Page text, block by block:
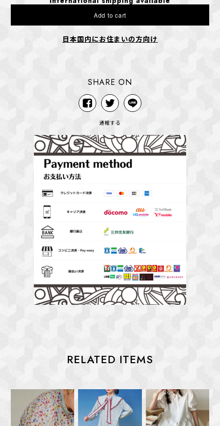
Add to cart
日本国内にお住まいの方向け
SHARE ON
通報する
RELATED ITEMS